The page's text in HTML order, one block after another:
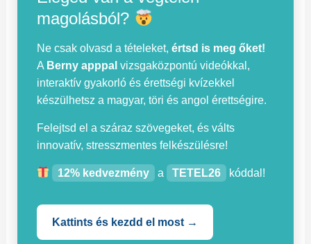
magolásból?
Ne csak olvasd a tételeket,értsd is meg őket!
A Berny apppal vizsgaközpontú videókkal,
interaktív gyakorló és érettségi kvízekkel
készülhetsz a magyar, töri és angol érettségire.
Felejtsd el a száraz szövegeket, és válts
innovatív, stresszmentes felkészülésre!
12% kedvezmény a TETEL26 kóddal!
Kattints és kezdd el most →